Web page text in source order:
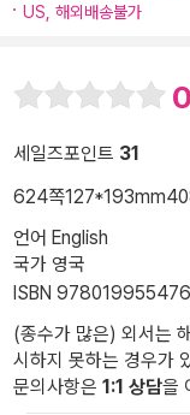
US, 해외배송불가
0
세일즈포인트 31
624쪽127*193mm
언어 English
국가 영국
ISBN
(종수가 많은) 외서는
시하지 못하는 경우가
문의사항은 1:1 상담을